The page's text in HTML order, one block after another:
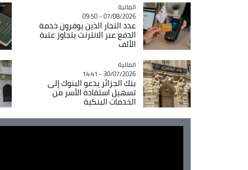
Catégorie
المالية
07/08/2026 - 09:50
عدد التجار الذين يوفرون خدمة
الدفع عبر الانترنت يتجاوز عتبة
الألف
Catégorie
المالية
30/07/2026 - 14:41
بنك الجزائر يدعو البنوك إلى
تسهيل استفادة الأسر من
الخدمات البنكية